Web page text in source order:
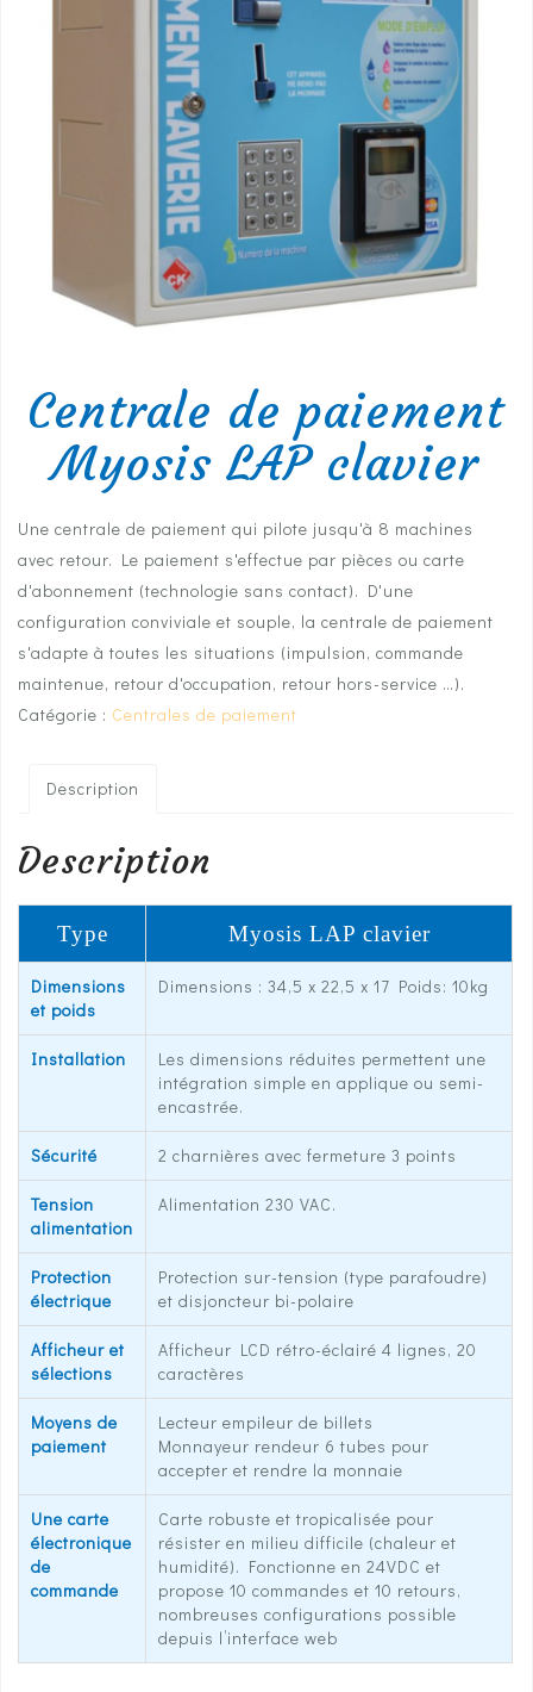
Centrale de paiement
Myosis LAP clavier
Une centrale de paiement qui pilote jusqu'à 8 machines
avec retour. Le paiement s'effectue par pièces ou carte
d'abonnement (technologie sans contact). D'une
configuration conviviale et souple, la centrale de paiement
s'adapte à toutes les situations (impulsion, commande
maintenue, retour d'occupation, retour hors-service …).
Catégorie : Centrales de paiement
Description
Description
Type Myosis LAP clavier
Dimensions
et poids
Dimensions : 34,5 x 22,5 x 17 Poids: 10kg
Installation
Les dimensions réduites permettent une
intégration simple en applique ou semi-
encastrée.
Sécurité 2 charnières avec fermeture 3 points
Tension
alimentation
Alimentation 230 VAC.
Protection
électrique
Protection sur-tension (type parafoudre)
et disjoncteur bi-polaire
Afficheur et
sélections
Afficheur LCD rétro-éclairé 4 lignes, 20
caractères
Moyens de
paiement
Lecteur empileur de billets
Monnayeur rendeur 6 tubes pour
accepter et rendre la monnaie
Une carte
électronique
de
commande
Carte robuste et tropicalisée pour
résister en milieu difficile (chaleur et
humidité). Fonctionne en 24VDC et
propose 10 commandes et 10 retours,
nombreuses configurations possible
depuis l’interface web